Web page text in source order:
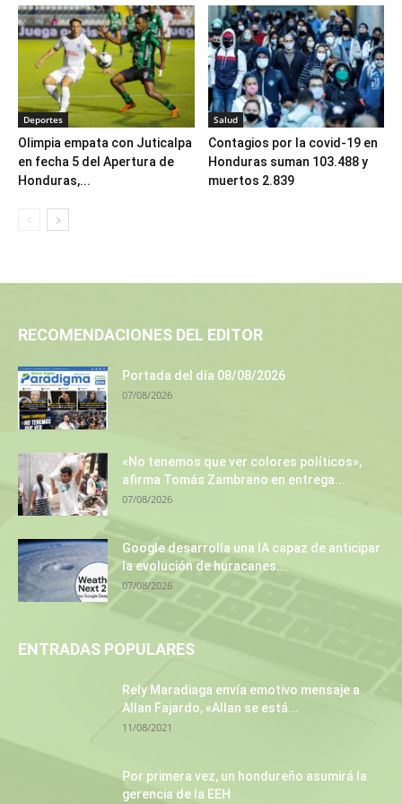
Deportes
Olimpia empata con Juticalpa
en fecha 5 del Apertura de
Honduras,...
Salud
Contagios por la covid-19 en
Honduras suman 103.488 y
muertos 2.839
RECOMENDACIONES DEL EDITOR
Portada del día 08/08/2026
07/08/2026
«No tenemos que ver colores políticos»,
afirma Tomás Zambrano en entrega...
07/08/2026
Google desarrolla una IA capaz de anticipar
la evolución de huracanes...
07/08/2026
ENTRADAS POPULARES
Rely Maradiaga envía emotivo mensaje a
Allan Fajardo, «Allan se está...
11/08/2021
Por primera vez, un hondureño asumirá la
gerencia de la EEH